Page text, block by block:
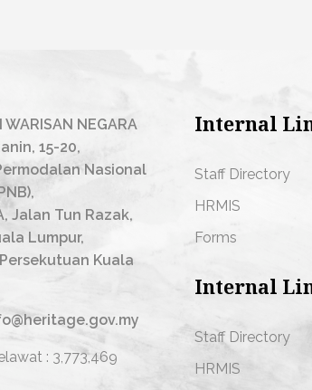
WARISAN NEGARA
15-20,
Nasional
Jalan Tun Razak,
Lumpur,
Kuala
: 3,773,469
Internal
Staff Directory
HRMIS
Forms
Internal
Staff Directory
HRMIS